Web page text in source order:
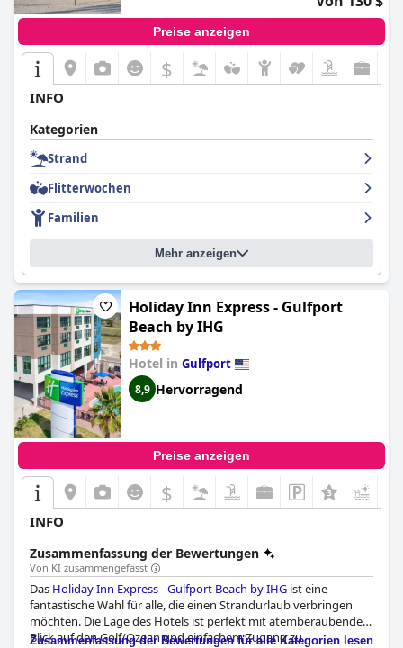
Preise anzeigen
$
INFO
Kategorien
Strand
Flitterwochen
Familien
Mehr anzeigen
Holiday Inn Express - Gulfport
Beach by IHG
Hotel in Gulfport
8,9 Hervorragend
Preise anzeigen
$
INFO
Zusammenfassung der Bewertungen
Von KI zusammengefasst
Das Holiday Inn Express - Gulfport Beach by IHG ist eine
fantastische Wahl für alle, die einen Strandurlaub verbringen
möchten. Die Lage des Hotels ist perfekt mit atemberaubendem
Blick auf den Golf/Ozean und einfachem Zugang zu
Zusammenfassung der Bewertungen für alle Kategorien lesen